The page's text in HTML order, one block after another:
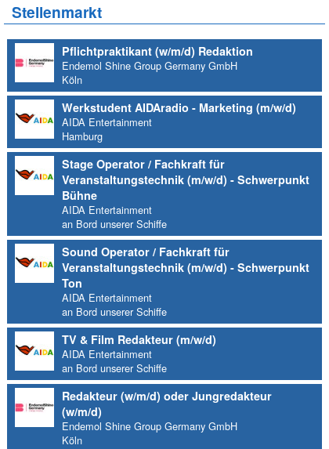
Stellenmarkt
Pflichtpraktikant (w/m/d) Redaktion
Endemol Shine Group Germany GmbH
Köln
Werkstudent AIDAradio - Marketing (m/w/d)
AIDA Entertainment
Hamburg
Stage Operator / Fachkraft für
Veranstaltungstechnik (m/w/d) - Schwerpunkt
Bühne
AIDA Entertainment
an Bord unserer Schiffe
Sound Operator / Fachkraft für
Veranstaltungstechnik (m/w/d) - Schwerpunkt
Ton
AIDA Entertainment
an Bord unserer Schiffe
TV & Film Redakteur (m/w/d)
AIDA Entertainment
an Bord unserer Schiffe
Redakteur (w/m/d) oder Jungredakteur
(w/m/d)
Endemol Shine Group Germany GmbH
Köln